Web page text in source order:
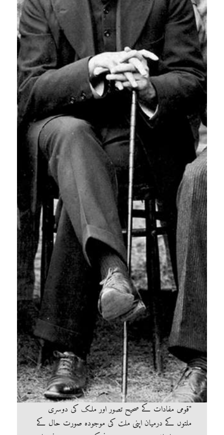
"قومی مفادات کے صحیح تصور اور ملک کی دوسری
ملتوں کے درمیان اپنی ملت کی موجودہ صورت حال کے